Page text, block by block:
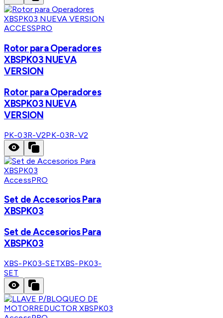
ACCESSPRO
Rotor para Operadores
XBSPK03 NUEVA
VERSION
Rotor para Operadores
XBSPK03 NUEVA
VERSION
PK-03R-V2PK-03R-V2
AccessPRO
Set de Accesorios Para
XBSPK03
Set de Accesorios Para
XBSPK03
XBS-PK03-SETXBS-PK03-
SET